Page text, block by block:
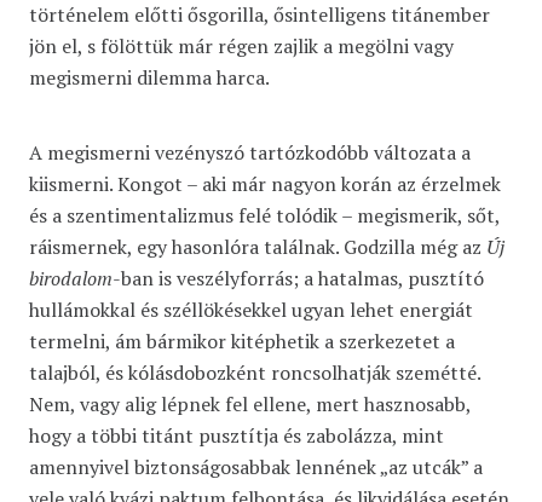
történelem előtti ősgorilla, ősintelligens titánember
jön el, s fölöttük már régen zajlik a megölni vagy
megismerni dilemma harca.
A megismerni vezényszó tartózkodóbb változata a
kiismerni. Kongot – aki már nagyon korán az érzelmek
és a szentimentalizmus felé tolódik – megismerik, sőt,
ráismernek, egy hasonlóra találnak. Godzilla még az Új
birodalom-ban is veszélyforrás; a hatalmas, pusztító
hullámokkal és széllökésekkel ugyan lehet energiát
termelni, ám bármikor kitéphetik a szerkezetet a
talajból, és kólásdobozként roncsolhatják szemétté.
Nem, vagy alig lépnek fel ellene, mert hasznosabb,
hogy a többi titánt pusztítja és zabolázza, mint
amennyivel biztonságosabbak lennének „az utcák” a